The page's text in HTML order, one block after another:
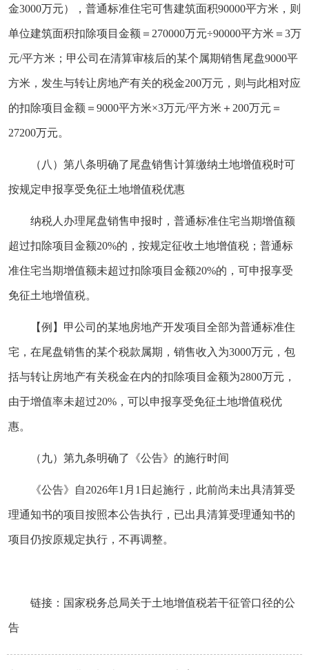
金3000万元），普通标准住宅可售建筑面积90000平方米，则
单位建筑面积扣除项目金额＝270000万元÷90000平方米＝3万
元/平方米；甲公司在清算审核后的某个属期销售尾盘9000平
方米，发生与转让房地产有关的税金200万元，则与此相对应
的扣除项目金额＝9000平方米×3万元/平方米＋200万元＝
27200万元。
（八）第八条明确了尾盘销售计算缴纳土地增值税时可
按规定申报享受免征土地增值税优惠
纳税人办理尾盘销售申报时，普通标准住宅当期增值额
超过扣除项目金额20%的，按规定征收土地增值税；普通标
准住宅当期增值额未超过扣除项目金额20%的，可申报享受
免征土地增值税。
【例】甲公司的某地房地产开发项目全部为普通标准住
宅，在尾盘销售的某个税款属期，销售收入为3000万元，包
括与转让房地产有关税金在内的扣除项目金额为2800万元，
由于增值率未超过20%，可以申报享受免征土地增值税优
惠。
（九）第九条明确了《公告》的施行时间
《公告》自2026年1月1日起施行，此前尚未出具清算受
理通知书的项目按照本公告执行，已出具清算受理通知书的
项目仍按原规定执行，不再调整。
链接： 国家税务总局关于土地增值税若干征管口径的公
告